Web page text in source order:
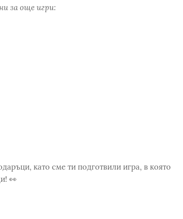
за още игри:
като сме ти подготвили игра, в която
👀